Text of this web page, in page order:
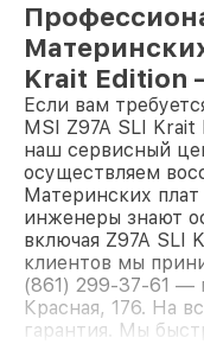
Krait Edition
Если вам
MSI Z97A SLI
наш сервисный
осуществляем
Материнских
инженеры знают
включая Z97A SLI
клиентов мы
(861) 299-37-61 —
Красная, 176. На
гарантия. Мы